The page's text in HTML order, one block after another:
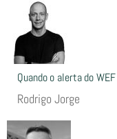
Quando o alerta do
Rodrigo Jorge